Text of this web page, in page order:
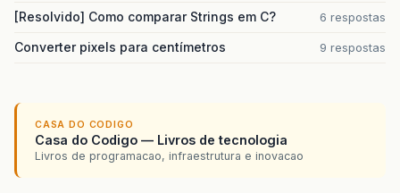
[Resolvido] Como comparar Strings em C? 6 respostas
Converter pixels para centímetros 9 respostas
CASA DO CODIGO
Casa do Codigo — Livros de tecnologia
Livros de programacao, infraestrutura e inovacao